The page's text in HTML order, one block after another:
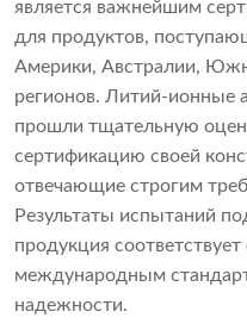
является важнейшим
для продуктов,
Америки, Австралии,
регионов. Литий-ионные
прошли тщательную
сертификацию своей
отвечающие строгим
Результаты испытаний
продукция
международным
надежности.